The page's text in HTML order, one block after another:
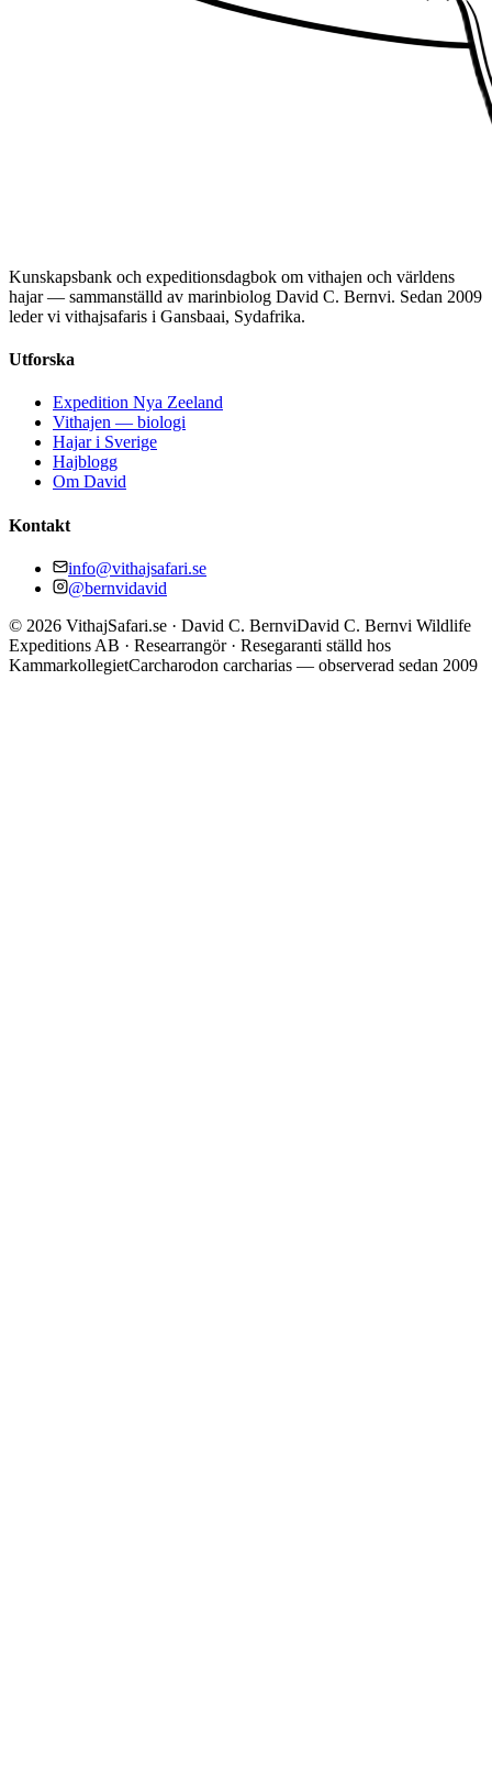
Kunskapsbank och expeditionsdagbok om vithajen och världens
hajar — sammanställd av marinbiolog David C. Bernvi. Sedan 2009
leder vi vithajsafaris i Gansbaai, Sydafrika.
Utforska
Expedition Nya Zeeland
Vithajen — biologi
Hajar i Sverige
Hajblogg
Om David
Kontakt
info@vithajsafari.se
@bernvidavid
© 2026 VithajSafari.se · David C. BernviDavid C. Bernvi Wildlife
Expeditions AB · Researrangör · Resegaranti ställd hos
KammarkollegietCarcharodon carcharias — observerad sedan 2009